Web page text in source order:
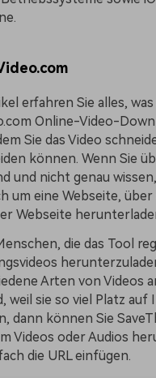
erfahren Sie alles,
Online-Video-
Sie das Video
können. Wenn Sie
und nicht genau
um eine Webseite, über
Webseite
die das Tool
Arten von Videos
weil sie so viel Platz auf
dann können Sie
Videos oder Audios
die URL einfügen.